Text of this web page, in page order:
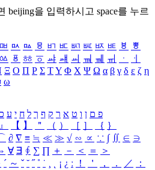
beijing을 입력하시고 space를 누르
ㅮ ㅯ ㅰ ㅱ ㅲ ㅳ ㅴ ㅵ ㅶ ㅷ ㅸ
ㅹ
ㆃ ㆄ ㆅ ㆆ ㆇ ㆈ ㆉ ㆊ ㆋ ㆌ ㆍ
ㆎ
Ξ Ο Π Ρ Σ ΤΥ Φ Χ Ψ Ω α β γ δ ε ζ η
ω
פ ם ן ו ט א ר ק ף ך ל ח י ע כ
』 【 】 ＂ （ ） ［ ］ ｛ ｝
∂ ∇ ≡ ≒ ≪ ≫ √ ∽ ∝ ∵ ∫ ∬ ∈ ∋
∀ ∃ ∮ ∑ ∏ ＋ － ＜ ＝
＞
´ ～ ˇ ˘ ˝ ˚ ˙ ¸ ¡ ¿ ː ！ ＇ ， ． ／
：